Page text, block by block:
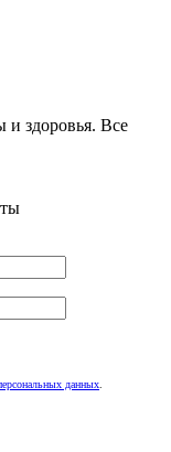
и здоровья. Все
данных